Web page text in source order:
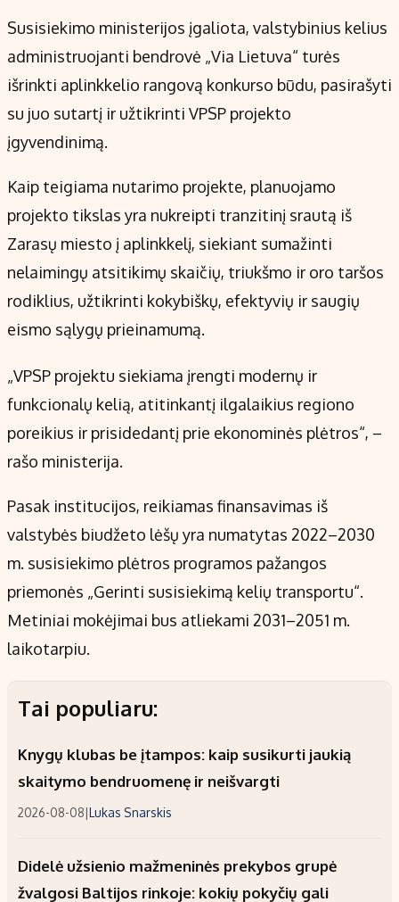
Susisiekimo ministerijos įgaliota, valstybinius kelius
administruojanti bendrovė „Via Lietuva“ turės
išrinkti aplinkkelio rangovą konkurso būdu, pasirašyti
su juo sutartį ir užtikrinti VPSP projekto
įgyvendinimą.
Kaip teigiama nutarimo projekte, planuojamo
projekto tikslas yra nukreipti tranzitinį srautą iš
Zarasų miesto į aplinkkelį, siekiant sumažinti
nelaimingų atsitikimų skaičių, triukšmo ir oro taršos
rodiklius, užtikrinti kokybiškų, efektyvių ir saugių
eismo sąlygų prieinamumą.
„VPSP projektu siekiama įrengti modernų ir
funkcionalų kelią, atitinkantį ilgalaikius regiono
poreikius ir prisidedantį prie ekonominės plėtros“, –
rašo ministerija.
Pasak institucijos, reikiamas finansavimas iš
valstybės biudžeto lėšų yra numatytas 2022–2030
m. susisiekimo plėtros programos pažangos
priemonės „Gerinti susisiekimą kelių transportu“.
Metiniai mokėjimai bus atliekami 2031–2051 m.
laikotarpiu.
Tai populiaru:
Knygų klubas be įtampos: kaip susikurti jaukią
skaitymo bendruomenę ir neišvargti
2026-08-08|Lukas Snarskis
Didelė užsienio mažmeninės prekybos grupė
žvalgosi Baltijos rinkoje: kokių pokyčių gali